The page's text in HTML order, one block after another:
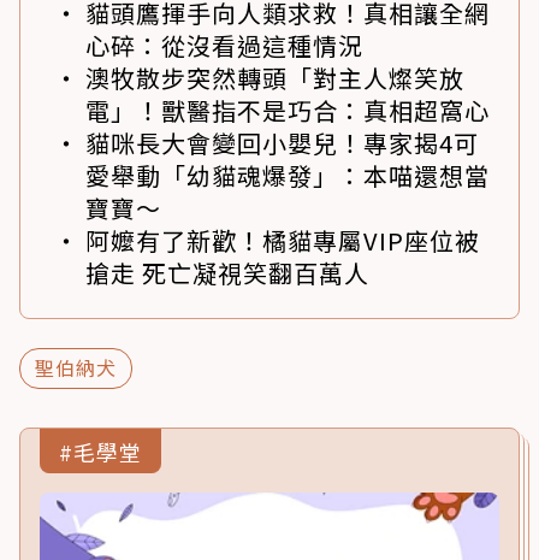
貓頭鷹揮手向人類求救！真相讓全網
心碎：從沒看過這種情況
澳牧散步突然轉頭「對主人燦笑放
電」！獸醫指不是巧合：真相超窩心
貓咪長大會變回小嬰兒！專家揭4可
愛舉動「幼貓魂爆發」：本喵還想當
寶寶～
阿嬤有了新歡！橘貓專屬VIP座位被
搶走 死亡凝視笑翻百萬人
聖伯納犬
#毛學堂